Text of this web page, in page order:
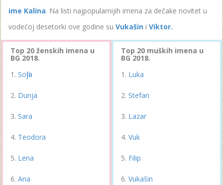
ime Kalina. Na listi najpopularnijih imena za dečake novitet u
vodećoj desetorki ove godine su Vukašin i Viktor.
Top 20 ženskih imena u
BG 2018.
Sofija
Dunja
Sara
Teodora
Lena
Ana
Top 20 muških imena u
BG 2018.
Luka
Stefan
Lazar
Vuk
Filip
Vukašin